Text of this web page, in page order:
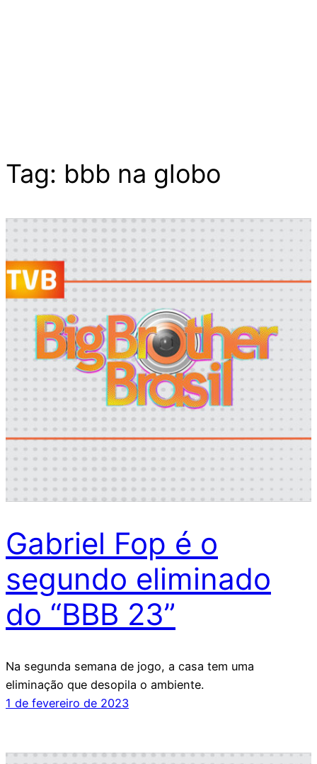
Tag: bbb na globo
Gabriel Fop é o
segundo eliminado
do “BBB 23”
Na segunda semana de jogo, a casa tem uma
eliminação que desopila o ambiente.
1 de fevereiro de 2023